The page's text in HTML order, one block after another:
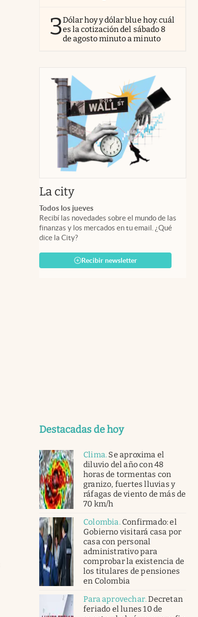
3Dólar hoy y dólar blue hoy: cuál
es la cotización del sábado 8
de agosto minuto a minuto
La cityabre en nueva pestaña
Todos los jueves
Recibí las novedades sobre el mundo de las
finanzas y los mercados en tu email. ¿Qué
dice la City?
Recibir newsletter
Destacadas de hoy
Clima. Se aproxima el
diluvio del año con 48
horas de tormentas con
granizo, fuertes lluvias y
ráfagas de viento de más de
70 km/h
Colombia. Confirmado: el
Gobierno visitará casa por
casa con personal
administrativo para
comprobar la existencia de
los titulares de pensiones
en Colombia
Para aprovechar.Decretan
feriado el lunes 10 de